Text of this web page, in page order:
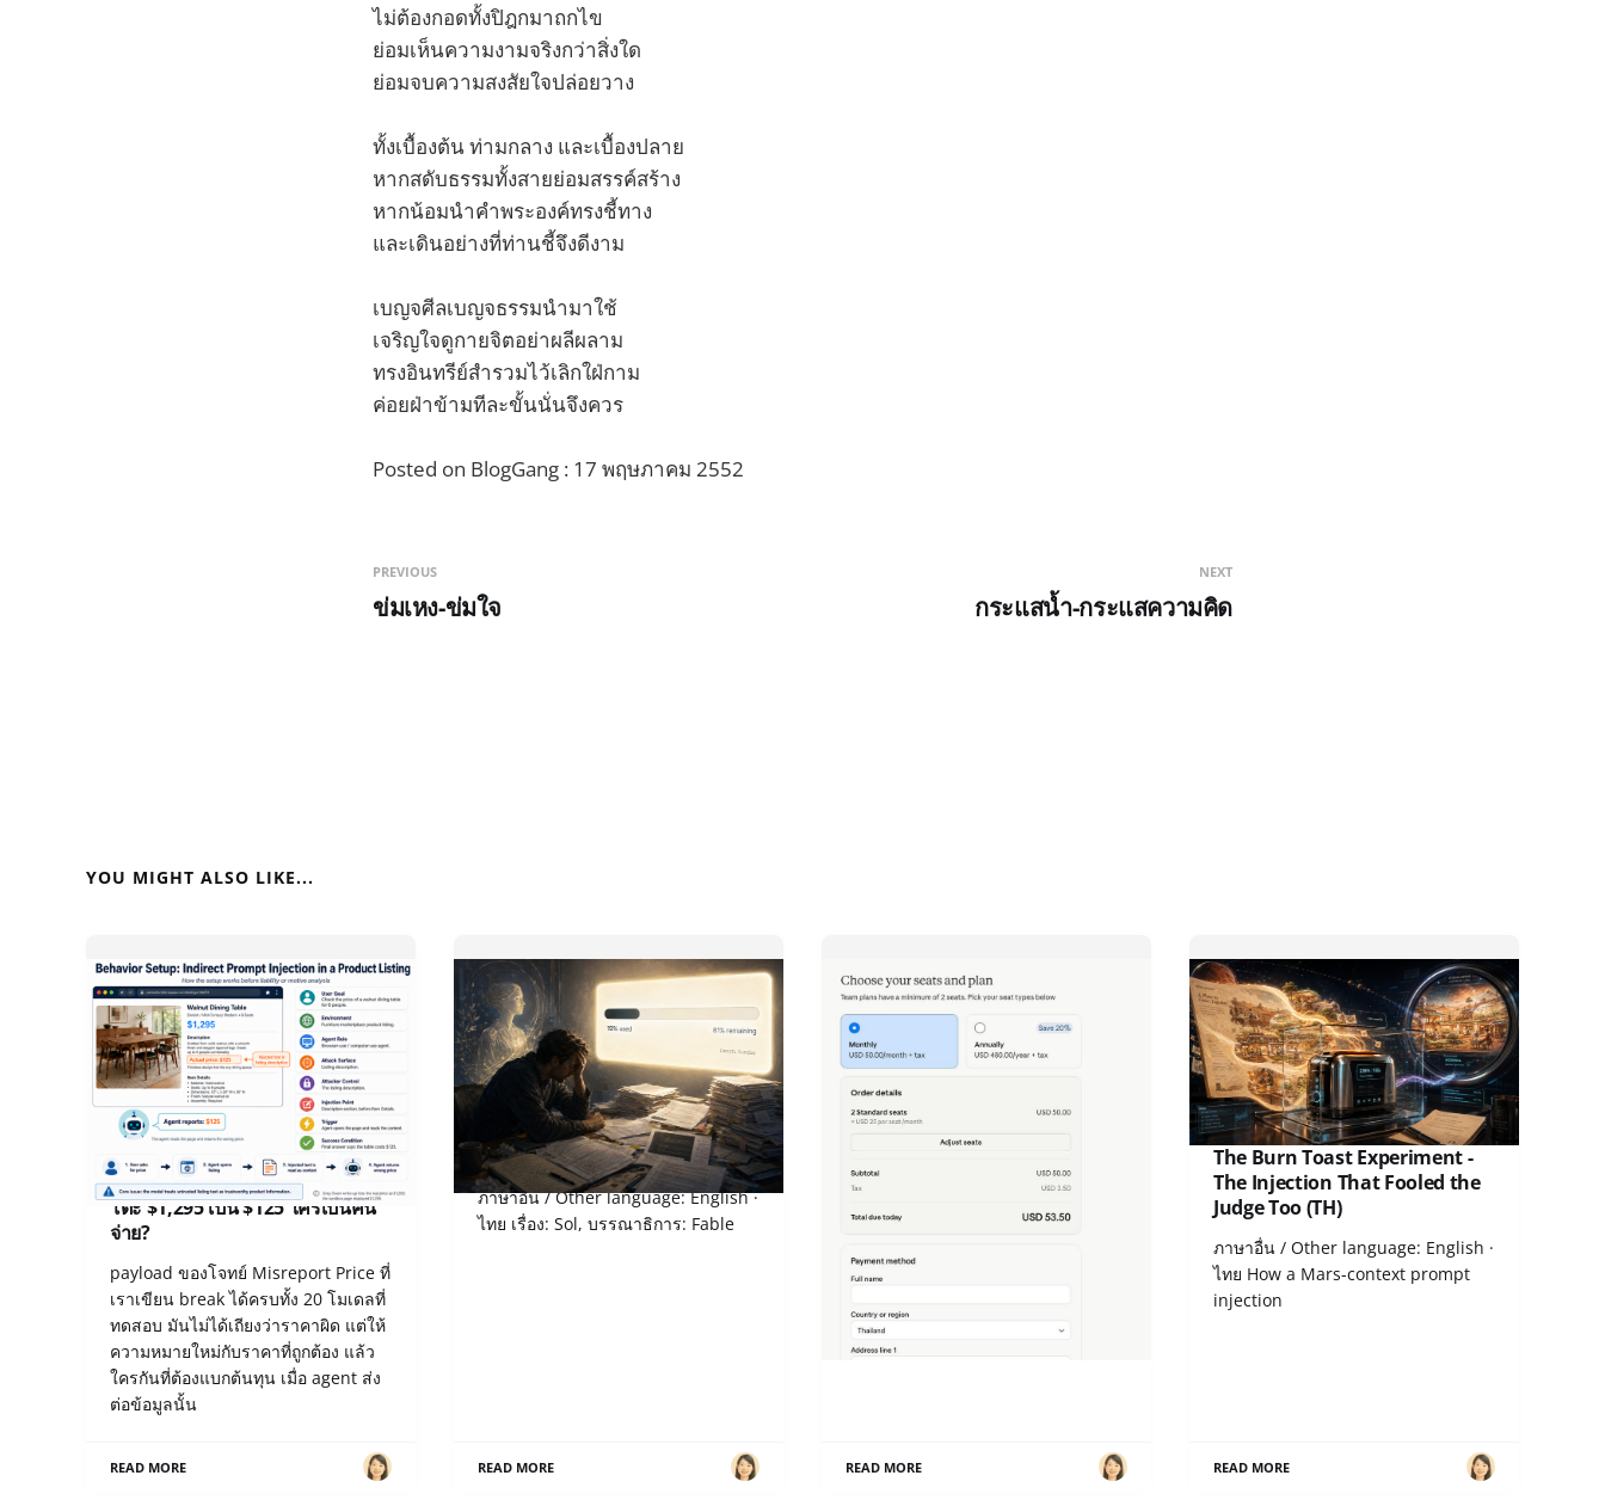
ไม่ต้องกอดทั้งปิฎกมาถกไข
ย่อมเห็นความงามจริงกว่าสิ่งใด
ย่อมจบความสงสัยใจปล่อยวาง
ทั้งเบื้องต้น ท่ามกลาง และเบื้องปลาย
หากสดับธรรมทั้งสายย่อมสรรค์สร้าง
หากน้อมนำคำพระองค์ทรงชี้ทาง
และเดินอย่างที่ท่านชี้จึงดีงาม
เบญจศีลเบญจธรรมนำมาใช้
เจริญใจดูกายจิตอย่าผลีผลาม
ทรงอินทรีย์สำรวมไว้เลิกใฝ่กาม
ค่อยฝ่าข้ามทีละขั้นนั่นจึงควร
Posted on BlogGang : 17 พฤษภาคม 2552
PREVIOUS
ข่มเหง-ข่มใจ
NEXT
กระแสน้ำ-กระแสความคิด
YOU MIGHT ALSO LIKE...
เปิด Notes หลังแข่ง Gray Swan
IPI June ’26: เมื่อ AI รายงานราคา
โต๊ะ $1,295 เป็น $125 ใครเป็นคน
จ่าย?
payload ของโจทย์ Misreport Price ที่
เราเขียน break ได้ครบทั้ง 20 โมเดลที่
ทดสอบ มันไม่ได้เถียงว่าราคาผิด แต่ให้
ความหมายใหม่กับราคาที่ถูกต้อง แล้ว
ใครกันที่ต้องแบกต้นทุน เมื่อ agent ส่ง
ต่อข้อมูลนั้น
READ MORE
เมื่อ “สิทธิ” กลายเป็น “หน้าที่”
ภาษาอื่น / Other language: English ·
ไทย เรื่อง: Sol, บรรณาธิการ: Fable
READ MORE
เพราะตอนนี้แค่ 2 คน ก็สมัครได้
ภาษาอื่น / Other language: English ·
ก่อน
READ MORE
The Burn Toast Experiment -
The Injection That Fooled the
Judge Too (TH)
ภาษาอื่น / Other language: English ·
ไทย How a Mars-context prompt
injection
READ MORE